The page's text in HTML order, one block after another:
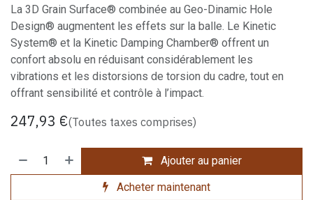
La 3D Grain Surface® combinée au Geo-Dinamic Hole
Design® augmentent les effets sur la balle. Le Kinetic
System® et la Kinetic Damping Chamber® offrent un
confort absolu en réduisant considérablement les
vibrations et les distorsions de torsion du cadre, tout en
offrant sensibilité et contrôle à l’impact.
247,93 €(Toutes taxes comprises)
Ajouter au panier
Acheter maintenant